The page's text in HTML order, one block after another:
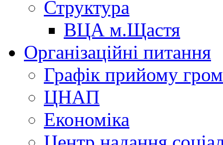
Структура
ВЦА м.Щастя
Організаційні питання
Графік прийому
ЦНАП
Економіка